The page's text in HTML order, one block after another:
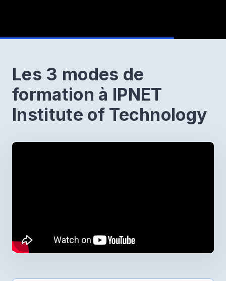
Les 3 modes de
formation à IPNET
Institute of Technology